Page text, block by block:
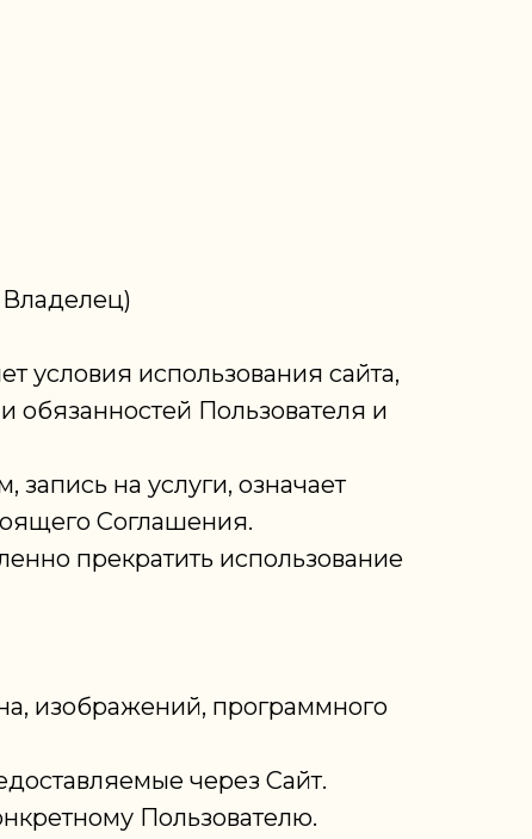
условия использования сайта,
обязанностей Пользователя и
на услуги, означает
Соглашения.
прекратить использование
изображений, программного
через Сайт.
Пользователю.